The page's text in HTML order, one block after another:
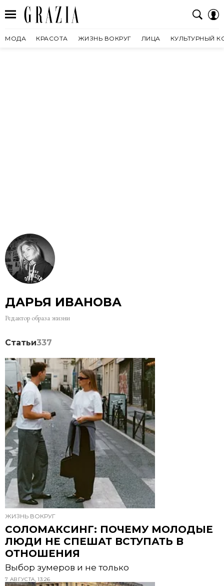
МОДА КРАСОТА ЖИЗНЬ ВОКРУГ ЛИЦА КУЛЬТУРНЫЙ
ДАРЬЯ ИВАНОВА
Редактор образа жизни
Статьи337
ЖИЗНЬ ВОКРУГ
СОЛОМАКСИНГ: ПОЧЕМУ МОЛОДЫЕ
ЛЮДИ НЕ СПЕШАТ ВСТУПАТЬ В
ОТНОШЕНИЯ
Выбор зумеров и не только
7 АВГУСТА, 13:26